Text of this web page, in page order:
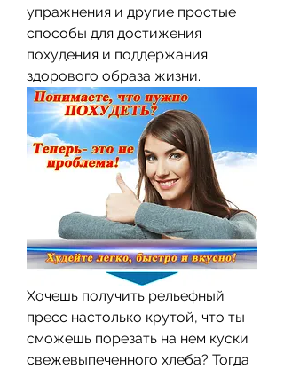
упражнения и другие простые
способы для достижения
похудения и поддержания
здорового образа жизни.
Хочешь получить рельефный
пресс настолько крутой, что ты
сможешь порезать на нем куски
свежевыпеченного хлеба? Тогда